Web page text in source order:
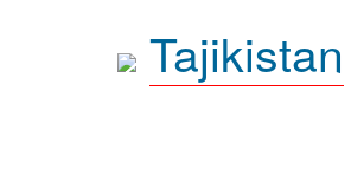
Tajikistan